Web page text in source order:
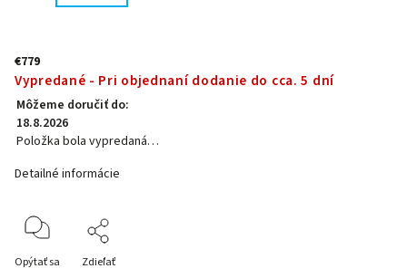
€779
Vypredané - Pri objednaní dodanie do cca. 5 dní
Môžeme doručiť do:
18.8.2026
Položka bola vypredaná…
Detailné informácie
Opýtať sa Zdieľať